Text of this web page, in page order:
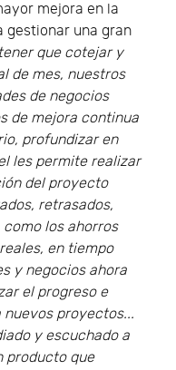
mejora en la
gestionar una gran
tener que cotejar y
de mes, nuestros
de negocios
de mejora continua
profundizar en
les permite realizar
del proyecto
retrasados,
los ahorros
en tiempo
y negocios ahora
el progreso e
proyectos...
y escuchado a
producto que